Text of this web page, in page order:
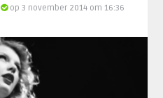
op 3 november 2014 om 16:36